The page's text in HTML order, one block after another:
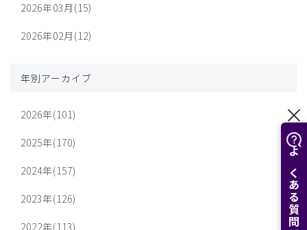
2026年03月(15)
2026年02月(12)
年別アーカイブ
2026年(101)
2025年(170)
2024年(157)
2023年(126)
2022年(113)